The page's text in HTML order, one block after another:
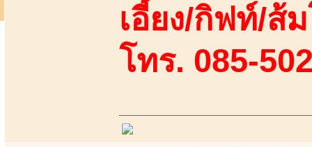
เอี้ยง/กิฟท์/ส้
โทร. 085-